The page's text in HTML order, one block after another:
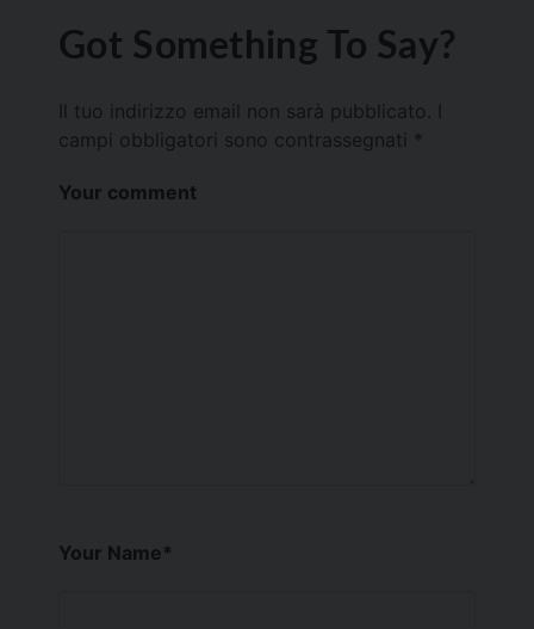
Got Something To Say?
Il tuo indirizzo email non sarà pubblicato.
campi obbligatori sono contrassegnati *
Your comment
Your Name*